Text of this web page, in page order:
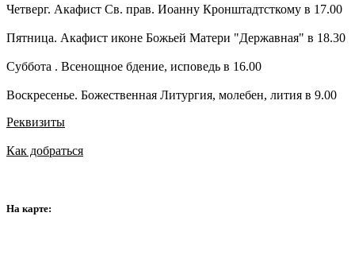
Четверг. Акафист Св. прав. Иоанну Кронштадтсткому в 17.00
Пятница. Акафист иконе Божьей Матери "Державная" в 18.30
Суббота . Всенощное бдение, исповедь в 16.00
Воскресенье. Божественная Литургия, молебен, лития в 9.00
Реквизиты
Как добраться
На карте: